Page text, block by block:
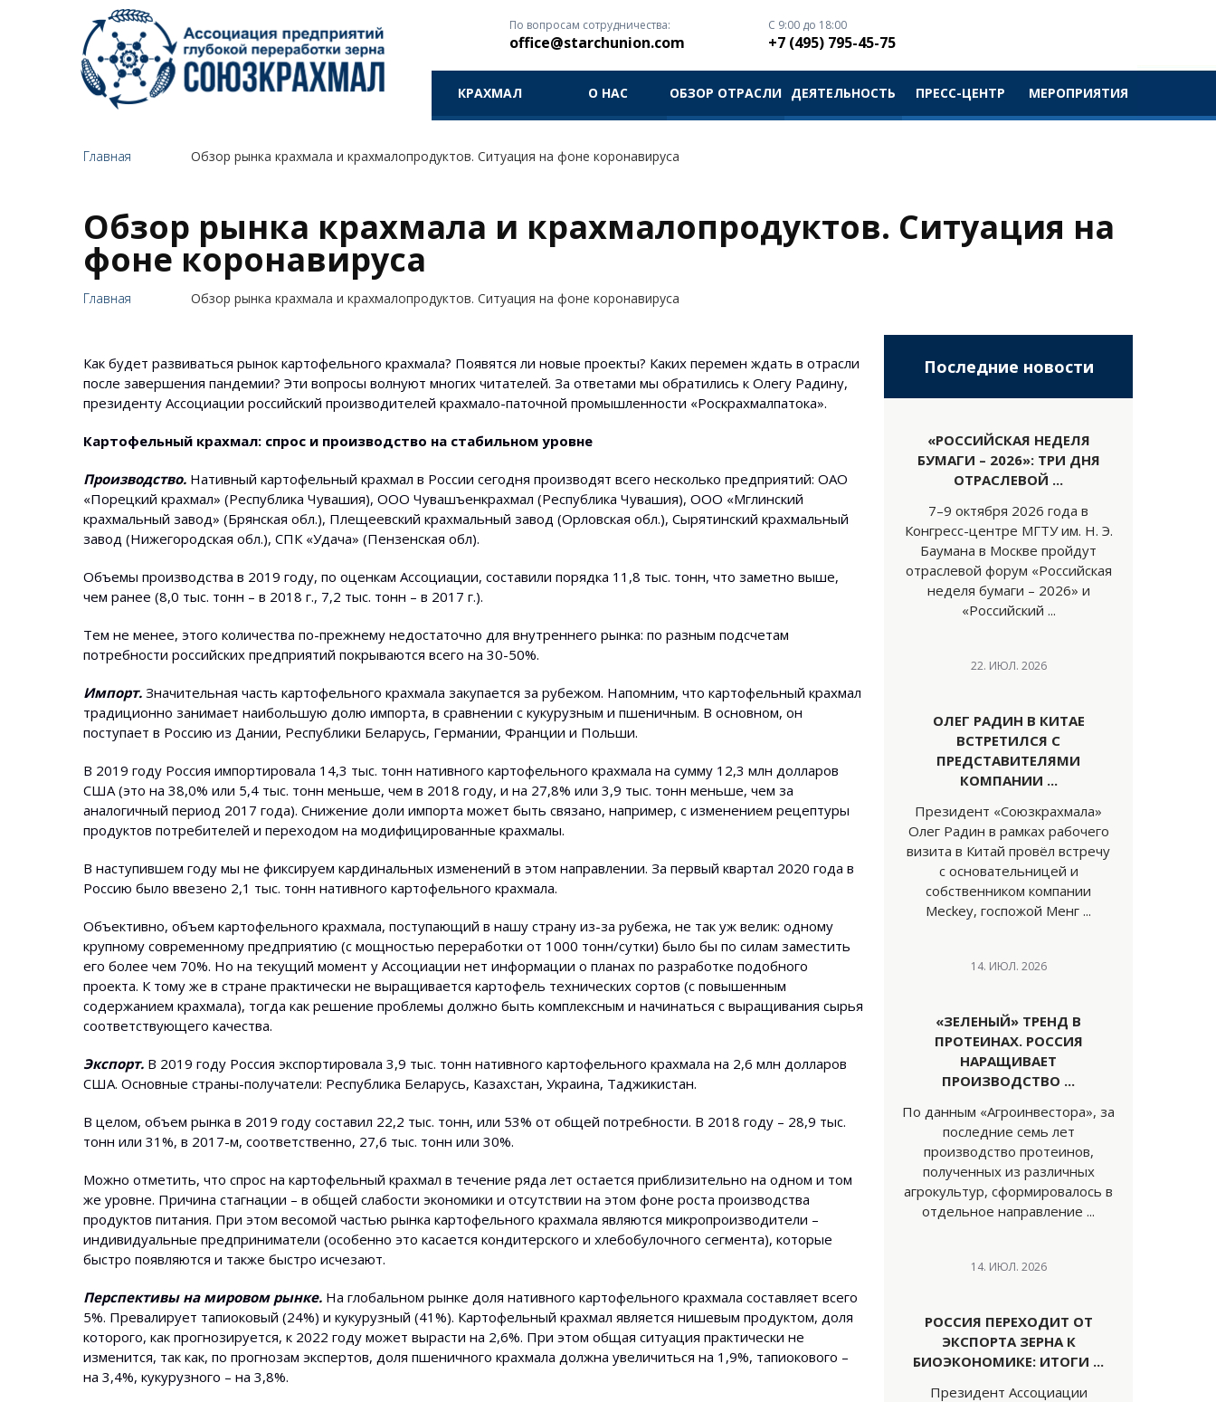
По вопросам сотрудничества:
office@starchunion.com
С 9:00 до 18:00
+7 (495) 795-45-75
КРАХМАЛ О НАС ОБЗОР ОТРАСЛИ ДЕЯТЕЛЬНОСТЬ ПРЕСС-ЦЕНТР МЕРОПРИЯТИЯ
Главная Обзор рынка крахмала и крахмалопродуктов. Ситуация на фоне коронавируса
Обзор рынка крахмала и крахмалопродуктов. Ситуация на
фоне коронавируса
Главная Обзор рынка крахмала и крахмалопродуктов. Ситуация на фоне коронавируса
Как будет развиваться рынок картофельного крахмала? Появятся ли новые проекты? Каких перемен ждать в отрасли
после завершения пандемии? Эти вопросы волнуют многих читателей. За ответами мы обратились к Олегу Радину,
президенту Ассоциации российский производителей крахмало-паточной промышленности «Роскрахмалпатока».
Картофельный крахмал: спрос и производство на стабильном уровне
Производство. Нативный картофельный крахмал в России сегодня производят всего несколько предприятий: ОАО
«Порецкий крахмал» (Республика Чувашия), ООО Чувашъенкрахмал (Республика Чувашия), ООО «Мглинский
крахмальный завод» (Брянская обл.), Плещеевский крахмальный завод (Орловская обл.), Сырятинский крахмальный
завод (Нижегородская обл.), СПК «Удача» (Пензенская обл).
Объемы производства в 2019 году, по оценкам Ассоциации, составили порядка 11,8 тыс. тонн, что заметно выше,
чем ранее (8,0 тыс. тонн – в 2018 г., 7,2 тыс. тонн – в 2017 г.).
Тем не менее, этого количества по-прежнему недостаточно для внутреннего рынка: по разным подсчетам
потребности российских предприятий покрываются всего на 30-50%.
Импорт. Значительная часть картофельного крахмала закупается за рубежом. Напомним, что картофельный крахмал
традиционно занимает наибольшую долю импорта, в сравнении с кукурузным и пшеничным. В основном, он
поступает в Россию из Дании, Республики Беларусь, Германии, Франции и Польши.
В 2019 году Россия импортировала 14,3 тыс. тонн нативного картофельного крахмала на сумму 12,3 млн долларов
США (это на 38,0% или 5,4 тыс. тонн меньше, чем в 2018 году, и на 27,8% или 3,9 тыс. тонн меньше, чем за
аналогичный период 2017 года). Снижение доли импорта может быть связано, например, с изменением рецептуры
продуктов потребителей и переходом на модифицированные крахмалы.
В наступившем году мы не фиксируем кардинальных изменений в этом направлении. За первый квартал 2020 года в
Россию было ввезено 2,1 тыс. тонн нативного картофельного крахмала.
Объективно, объем картофельного крахмала, поступающий в нашу страну из-за рубежа, не так уж велик: одному
крупному современному предприятию (с мощностью переработки от 1000 тонн/сутки) было бы по силам заместить
его более чем 70%. Но на текущий момент у Ассоциации нет информации о планах по разработке подобного
проекта. К тому же в стране практически не выращивается картофель технических сортов (с повышенным
содержанием крахмала), тогда как решение проблемы должно быть комплексным и начинаться с выращивания сырья
соответствующего качества.
Экспорт. В 2019 году Россия экспортировала 3,9 тыс. тонн нативного картофельного крахмала на 2,6 млн долларов
США. Основные страны-получатели: Республика Беларусь, Казахстан, Украина, Таджикистан.
В целом, объем рынка в 2019 году составил 22,2 тыс. тонн, или 53% от общей потребности. В 2018 году – 28,9 тыс.
тонн или 31%, в 2017-м, соответственно, 27,6 тыс. тонн или 30%.
Можно отметить, что спрос на картофельный крахмал в течение ряда лет остается приблизительно на одном и том
же уровне. Причина стагнации – в общей слабости экономики и отсутствии на этом фоне роста производства
продуктов питания. При этом весомой частью рынка картофельного крахмала являются микропроизводители –
индивидуальные предприниматели (особенно это касается кондитерского и хлебобулочного сегмента), которые
быстро появляются и также быстро исчезают.
Перспективы на мировом рынке. На глобальном рынке доля нативного картофельного крахмала составляет всего
5%. Превалирует тапиоковый (24%) и кукурузный (41%). Картофельный крахмал является нишевым продуктом, доля
которого, как прогнозируется, к 2022 году может вырасти на 2,6%. При этом общая ситуация практически не
изменится, так как, по прогнозам экспертов, доля пшеничного крахмала должна увеличиться на 1,9%, тапиокового –
на 3,4%, кукурузного – на 3,8%.
Последние новости
«РОССИЙСКАЯ НЕДЕЛЯ
БУМАГИ – 2026»: ТРИ ДНЯ
ОТРАСЛЕВОЙ ...
7–9 октября 2026 года в
Конгресс-центре МГТУ им. Н. Э.
Баумана в Москве пройдут
отраслевой форум «Российская
неделя бумаги – 2026» и
«Российский ...
22. ИЮЛ. 2026
ОЛЕГ РАДИН В КИТАЕ
ВСТРЕТИЛСЯ С
ПРЕДСТАВИТЕЛЯМИ
КОМПАНИИ ...
Президент «Союзкрахмала»
Олег Радин в рамках рабочего
визита в Китай провёл встречу
с основательницей и
собственником компании
Meckey, госпожой Менг ...
14. ИЮЛ. 2026
«ЗЕЛЕНЫЙ» ТРЕНД В
ПРОТЕИНАХ. РОССИЯ
НАРАЩИВАЕТ
ПРОИЗВОДСТВО ...
По данным «Агроинвестора», за
последние семь лет
производство протеинов,
полученных из различных
агрокультур, сформировалось в
отдельное направление ...
14. ИЮЛ. 2026
РОССИЯ ПЕРЕХОДИТ ОТ
ЭКСПОРТА ЗЕРНА К
БИОЭКОНОМИКЕ: ИТОГИ ...
Президент Ассоциации